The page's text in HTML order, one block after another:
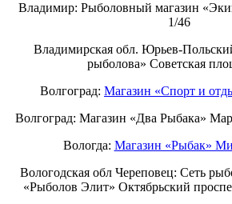
Владимир: Рыболовный магазин
1/46
Владимирская обл. Юрьев-
рыболова» Советская
Волгоград: Магазин «Спорт и
Волгоград: Магазин «Два Рыбака»
Вологда: Магазин «Рыбак»
Вологодская обл Череповец: Сеть
«Рыболов Элит» Октябрьский